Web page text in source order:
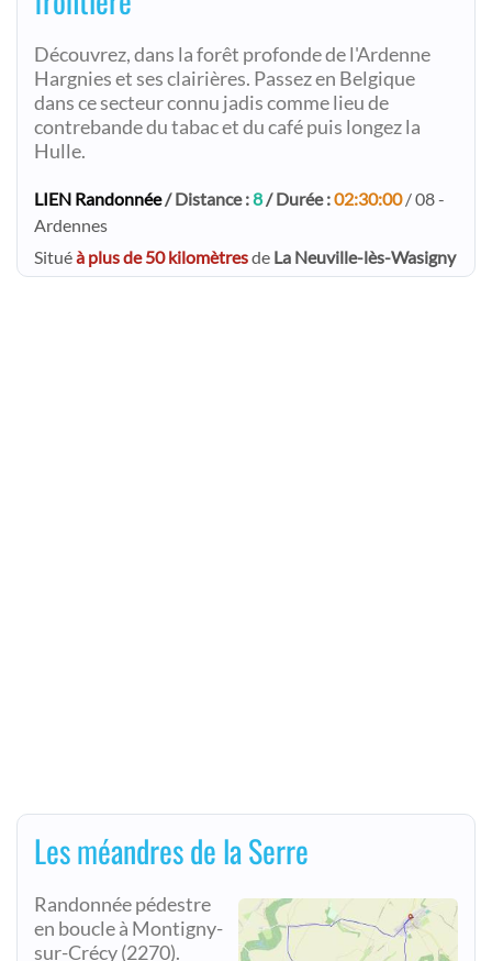
Découvrez, dans la forêt profonde de l'Ardenne
Hargnies et ses clairières. Passez en Belgique
dans ce secteur connu jadis comme lieu de
contrebande du tabac et du café puis longez la
Hulle.
LIEN Randonnée/ Distance :8/ Durée :02:30:00/ 08 -
Ardennes
Situéà plus de 50 kilomètresde La Neuville-lès-Wasigny
Les méandres de la Serre
Randonnée pédestre
en boucle à Montigny-
sur-Crécy (2270).